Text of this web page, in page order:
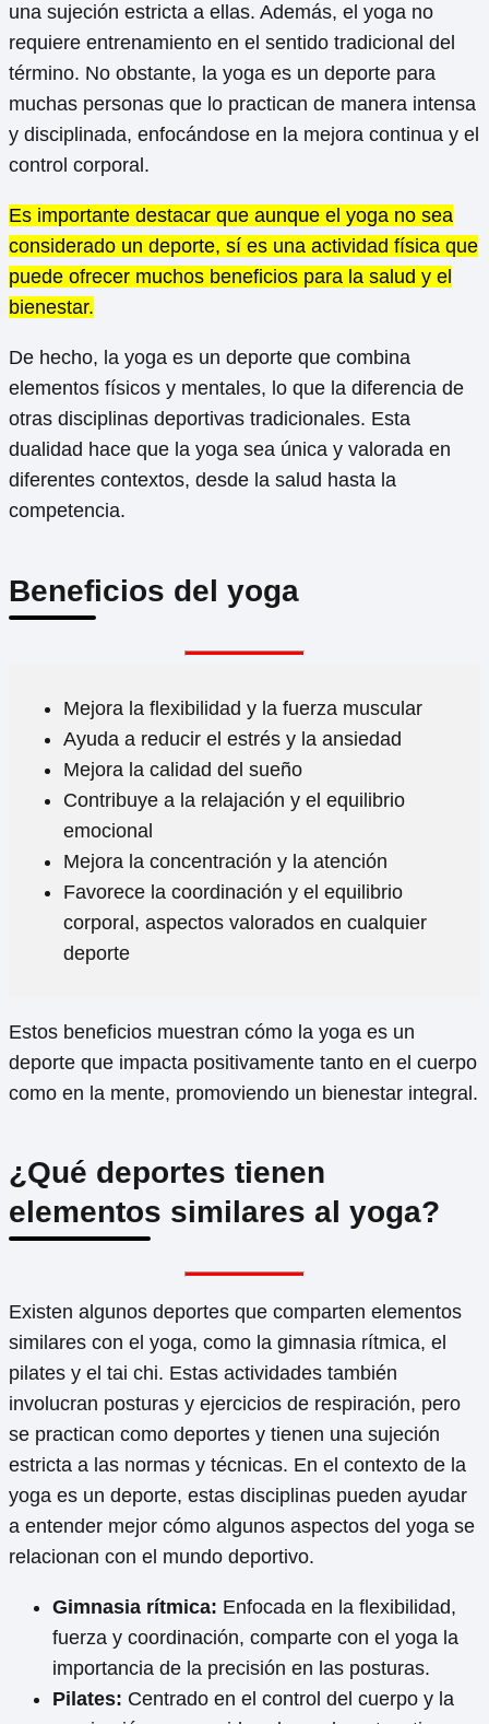
una sujeción estricta a ellas. Además, el yoga no
requiere entrenamiento en el sentido tradicional del
término. No obstante, la yoga es un deporte para
muchas personas que lo practican de manera intensa
y disciplinada, enfocándose en la mejora continua y el
control corporal.
Es importante destacar que aunque el yoga no sea
considerado un deporte, sí es una actividad física que
puede ofrecer muchos beneficios para la salud y el
bienestar.
De hecho, la yoga es un deporte que combina
elementos físicos y mentales, lo que la diferencia de
otras disciplinas deportivas tradicionales. Esta
dualidad hace que la yoga sea única y valorada en
diferentes contextos, desde la salud hasta la
competencia.
Beneficios del yoga
Mejora la flexibilidad y la fuerza muscular
Ayuda a reducir el estrés y la ansiedad
Mejora la calidad del sueño
Contribuye a la relajación y el equilibrio
emocional
Mejora la concentración y la atención
Favorece la coordinación y el equilibrio
corporal, aspectos valorados en cualquier
deporte
Estos beneficios muestran cómo la yoga es un
deporte que impacta positivamente tanto en el cuerpo
como en la mente, promoviendo un bienestar integral.
¿Qué deportes tienen
elementos similares al yoga?
Existen algunos deportes que comparten elementos
similares con el yoga, como la gimnasia rítmica, el
pilates y el tai chi. Estas actividades también
involucran posturas y ejercicios de respiración, pero
se practican como deportes y tienen una sujeción
estricta a las normas y técnicas. En el contexto de la
yoga es un deporte, estas disciplinas pueden ayudar
a entender mejor cómo algunos aspectos del yoga se
relacionan con el mundo deportivo.
Gimnasia rítmica: Enfocada en la flexibilidad,
fuerza y coordinación, comparte con el yoga la
importancia de la precisión en las posturas.
Pilates: Centrado en el control del cuerpo y la